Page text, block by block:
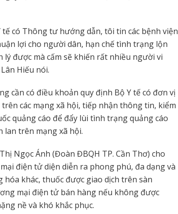
có Thông tư hướng dẫn, tôi tin các bệnh viện
lợi cho người dân, hạn chế tình trạng lộn
được mà cấm sẽ khiến rất nhiều người vi
Hiếu nói.
cần có điều khoản quy định Bộ Y tế có đơn vị
các mạng xã hội, tiếp nhận thông tin, kiểm
quảng cáo để đẩy lùi tình trạng quảng cáo
lan trên mạng xã hội.
Ngọc Ánh (Đoàn ĐBQH TP. Cần Thơ) cho
điện tử diện diễn ra phong phú, đa dạng và
khác, thuốc được giao dịch trên sàn
mại điện tử bán hàng nếu không được
nề và khó khắc phục.